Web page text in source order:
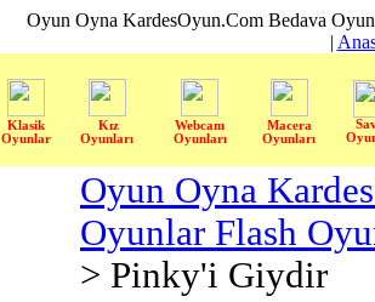
Oyun Oyna KardesOyun.Com Bedava
|
Klasik
Oyunlar
Kız
Oyunları
Webcam
Oyunları
Macera
Oyunları
Oyun Oyna
Oyunlar Flash
> Pinky'i Giydir